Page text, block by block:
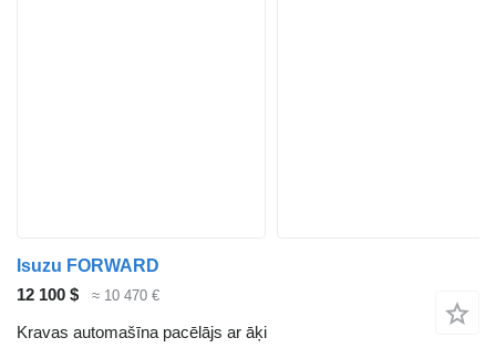
Isuzu FORWARD
12 100 $
≈ 10 470 €
Kravas automašīna pacēlājs ar āķi